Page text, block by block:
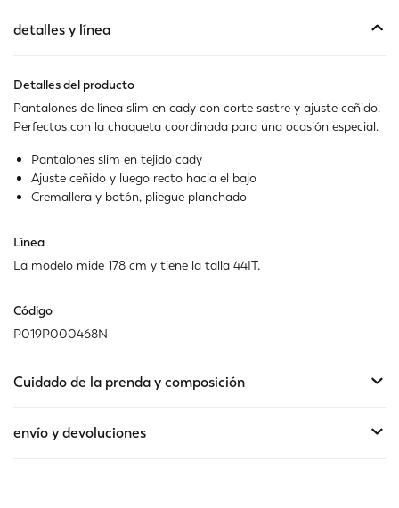
Disponible
Disponible
detalles y línea
Detalles del producto
Pantalones de línea slim en cady con corte sastre y ajuste ceñido.
Perfectos con la chaqueta coordinada para una ocasión especial.
Pantalones slim en tejido cady
Ajuste ceñido y luego recto hacia el bajo
Cremallera y botón, pliegue planchado
Línea
La modelo mide 178 cm y tiene la talla 44IT.
Código
P019P000468N
Cuidado de la prenda y composición
envío y devoluciones